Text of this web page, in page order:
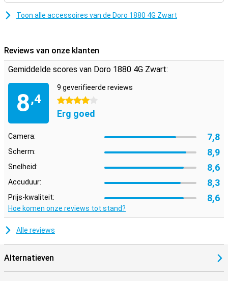
Toon alle accessoires van de Doro 1880 4G Zwart
Reviews van onze klanten
Gemiddelde scores van Doro 1880 4G Zwart:
8,4
9 geverifieerde reviews
4 sterren
Erg goed
Camera: 7,8
Scherm: 8,9
Snelheid: 8,6
Accuduur: 8,3
Prijs-kwaliteit: 8,6
Hoe komen onze reviews tot stand?
Alle reviews
Alternatieven